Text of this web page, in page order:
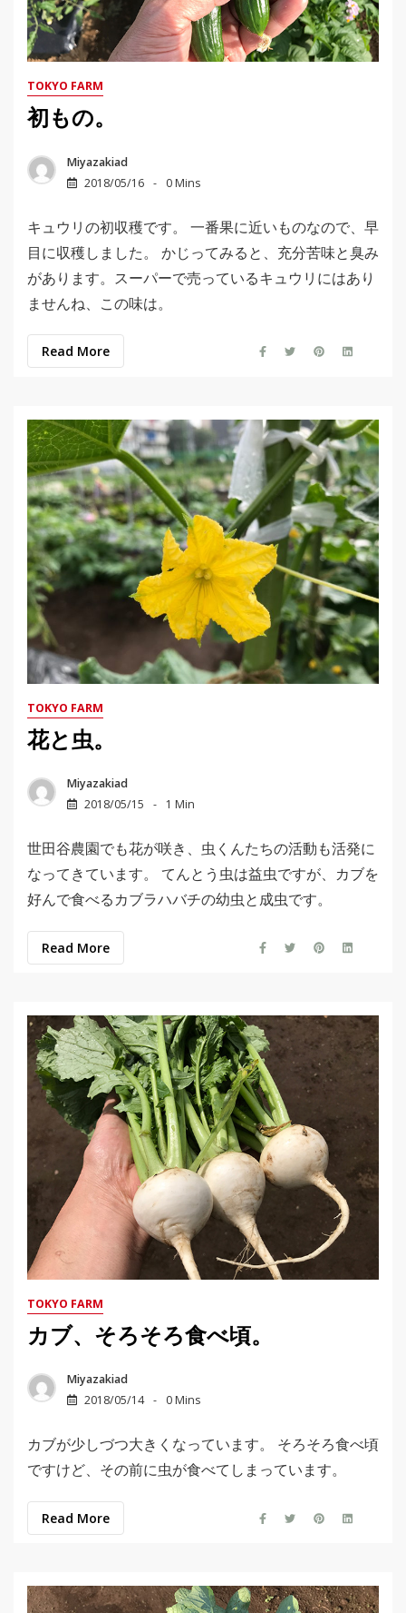
TOKYO FARM
初もの。
Miyazakiad
2018/05/16
0 Mins
キュウリの初収穫です。 一番果に近いものなので、早
目に収穫しました。 かじってみると、充分苦味と臭み
があります。スーパーで売っているキュウリにはあり
ませんね、この味は。
Read More
TOKYO FARM
花と虫。
Miyazakiad
2018/05/15
1 Min
世田谷農園でも花が咲き、虫くんたちの活動も活発に
なってきています。 てんとう虫は益虫ですが、カブを
好んで食べるカブラハバチの幼虫と成虫です。
Read More
TOKYO FARM
カブ、そろそろ食べ頃。
Miyazakiad
2018/05/14
0 Mins
カブが少しづつ大きくなっています。 そろそろ食べ頃
ですけど、その前に虫が食べてしまっています。
Read More